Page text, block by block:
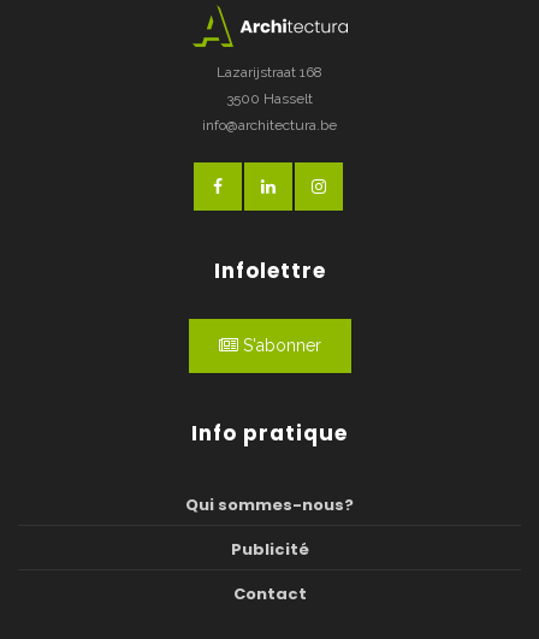
Lazarijstraat 168
3500 Hasselt
info@architectura.be
Infolettre
S'abonner
Info pratique
Qui sommes-nous?
Publicité
Contact